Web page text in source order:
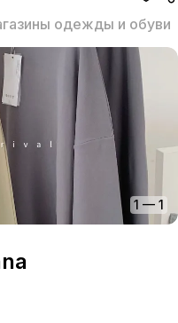
одежды и обуви
1 — 1